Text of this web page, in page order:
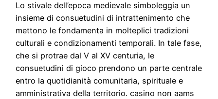
Lo stivale dell’epoca medievale simboleggia un
insieme di consuetudini di intrattenimento che
mettono le fondamenta in molteplici tradizioni
culturali e condizionamenti temporali. In tale fase,
che si protrae dal V al XV centuria, le
consuetudini di gioco prendono un parte centrale
entro la quotidianità comunitaria, spirituale e
amministrativa della territorio. casino non aams